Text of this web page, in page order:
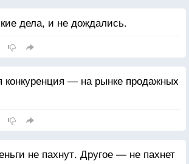
дела, и не дождались.
— на рынке продажных
не пахнут. Другое — не пахнет